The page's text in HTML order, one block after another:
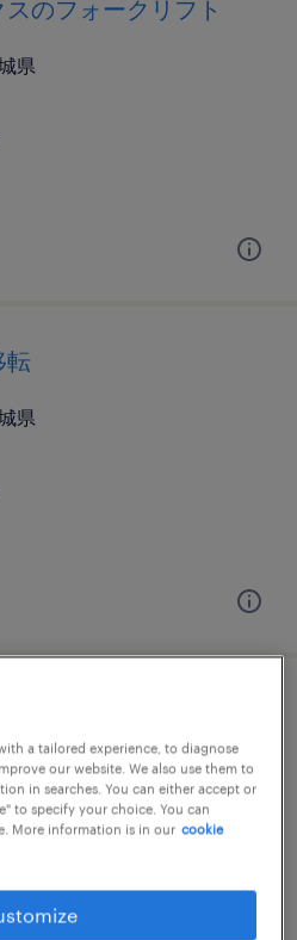
のフォークリフト
県
転
県
ピッキング・梱包
県
a tailored experience, to diagnose
our website. We also use them to
in searches. You can either accept or
to specify your choice. You can
More information is in our cookie